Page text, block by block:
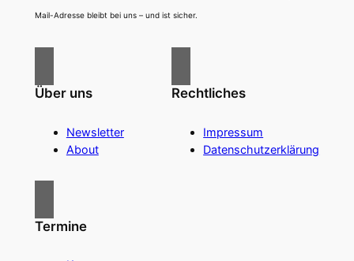
Mail-Adresse bleibt bei uns – und ist sicher.
Über uns
Newsletter
About
Rechtliches
Impressum
Datenschutzerklärung
Termine